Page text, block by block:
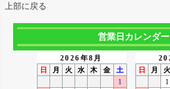
上部に戻る
営業日カレンダー